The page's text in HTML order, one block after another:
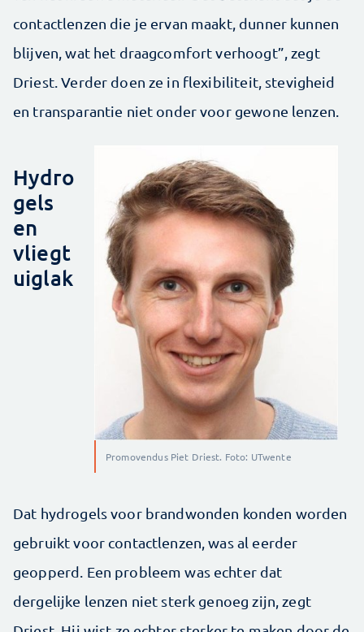
contactlenzen die je ervan maakt, dunner kunnen
blijven, wat het draagcomfort verhoogt”, zegt
Driest. Verder doen ze in flexibiliteit, stevigheid
en transparantie niet onder voor gewone lenzen.
Promovendus Piet Driest. Foto: UTwente
Hydro
gels
en
vliegt
uiglak
Dat hydrogels voor brandwonden konden worden
gebruikt voor contactlenzen, was al eerder
geopperd. Een probleem was echter dat
dergelijke lenzen niet sterk genoeg zijn, zegt